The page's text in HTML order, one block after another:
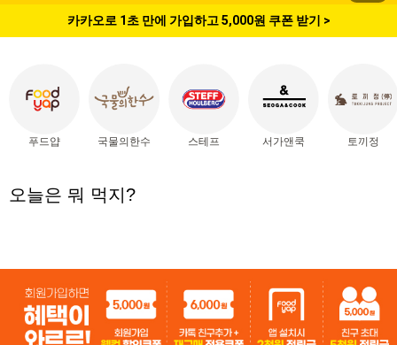
카카오로 1초 만에 가입하고 5,000원 쿠폰 받기 >
푸드얍 국물의한수 스테프 서가앤쿡 토끼정
오늘은 뭐 먹지?